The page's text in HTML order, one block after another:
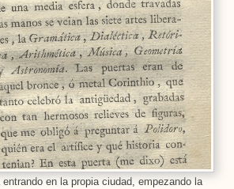
en la propia ciudad, empezando la